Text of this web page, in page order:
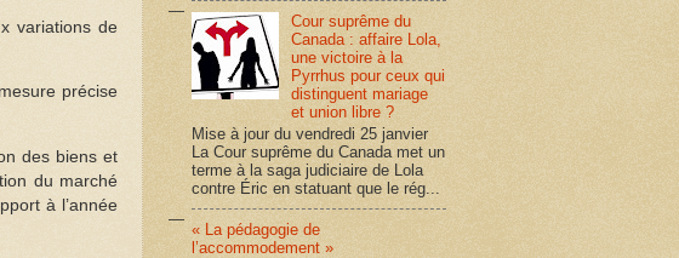
variations de
précise
des biens et
du marché
à l’année
Cour suprême du
Canada : affaire Lola,
une victoire à la
Pyrrhus pour ceux qui
distinguent mariage
et union libre ?
Mise à jour du vendredi 25 janvier
La Cour suprême du Canada met un
terme à la saga judiciaire de Lola
contre Éric en statuant que le rég...
« La pédagogie de
l’accommodement »